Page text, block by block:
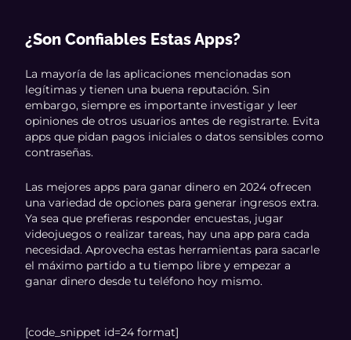
¿Son Confiables Estas Apps?
La mayoría de las aplicaciones mencionadas son
legítimas y tienen una buena reputación. Sin
embargo, siempre es importante investigar y leer
opiniones de otros usuarios antes de registrarte. Evita
apps que pidan pagos iniciales o datos sensibles como
contraseñas.
Las mejores apps para ganar dinero en 2024 ofrecen
una variedad de opciones para generar ingresos extra.
Ya sea que prefieras responder encuestas, jugar
videojuegos o realizar tareas, hay una app para cada
necesidad. Aprovecha estas herramientas para sacarle
el máximo partido a tu tiempo libre y empezar a
ganar dinero desde tu teléfono hoy mismo.
[code_snippet id=24 format]